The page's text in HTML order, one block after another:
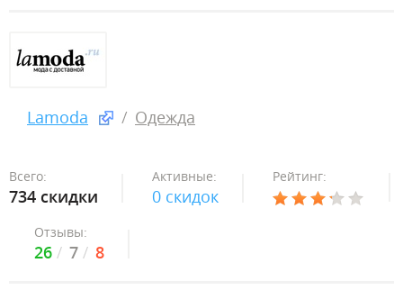
Lamoda Одежда
Всего:
734 скидки
Активные:
0 скидок
Рейтинг:
Отзывы:
26 7 8